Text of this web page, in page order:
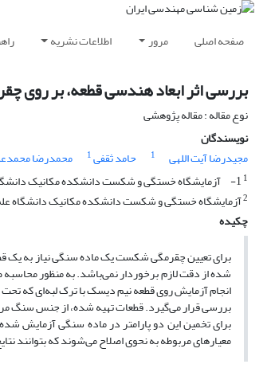
صفحه اصلی مرور اطلاعات نشریه
بررسی اثر ابعاد هندسی قطعه، بر
نوع مقاله : مقاله پژوهشی
نویسندگان
مجیدرضا آیت اللهی
1 حامد ثقفی1 محمدرضا
1
2آزمایشگاه خستگی و شکست دانشکده مکانیک دانشگاه
چکیده
برای تعیین چقرمگی شکست یک ماده سنگی نیاز به یک
شده از دقت لازم برخوردار نمی‌باشد. به منظور
انجام آزمایش روی قطعه نیم دیسک با ترک لبه‌ای که
بررسی قرار می‌گیرد. قطعات تهیه شده، از جنس سنگ
برای تخمین این دو پارامتر در ماده سنگی آزمایش
معیارهای مربوطه به نحوی اصلاح می‌شوند که